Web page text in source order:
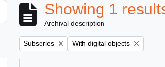
Showing 1
Archival description
Remove filter:
Subseries Remove filter:
With digital objects